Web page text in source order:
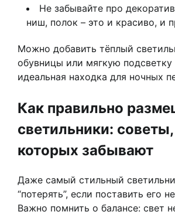
Не забывайте про
ниш, полок – это и красиво, и
Можно добавить тёплый
обувницы или мягкую подсветку
идеальная находка для ночных
Как правильно
светильники:
которых забывают
Даже самый стильный
“потерять”, если поставить его
Важно помнить о балансе: свет